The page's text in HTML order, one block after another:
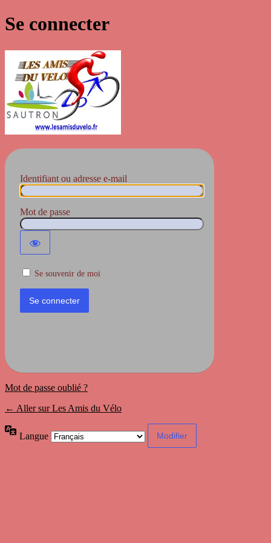
Se connecter
Identifiant ou adresse e-mail
Mot de passe
Se souvenir de moi
Mot de passe oublié ?
← Aller sur Les Amis du Vélo
Langue